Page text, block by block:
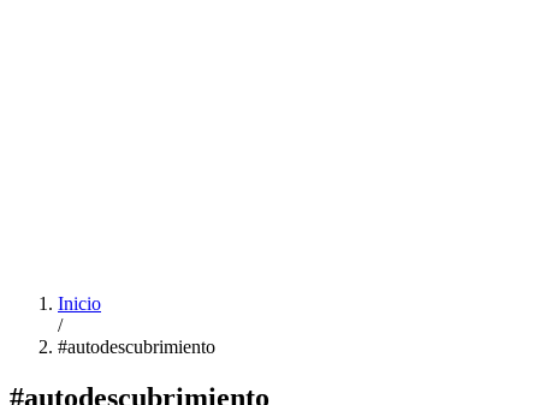
Inicio
/
#autodescubrimiento
#autodescubrimiento